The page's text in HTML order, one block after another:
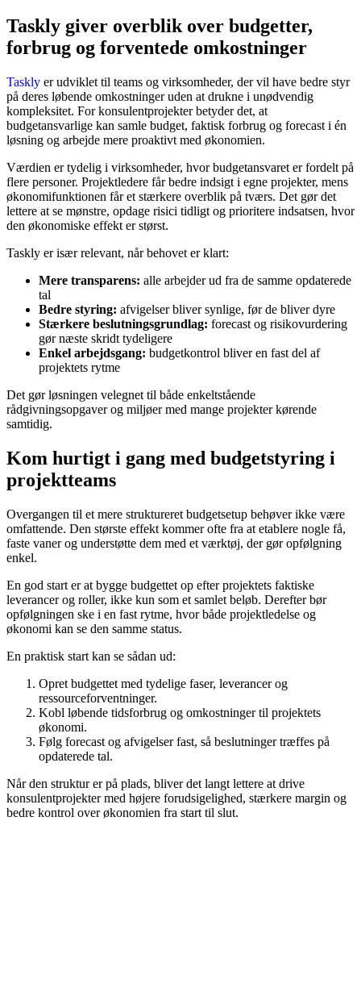
Taskly giver overblik over budgetter,
forbrug og forventede omkostninger
Taskly er udviklet til teams og virksomheder, der vil have bedre styr
på deres løbende omkostninger uden at drukne i unødvendig
kompleksitet. For konsulentprojekter betyder det, at
budgetansvarlige kan samle budget, faktisk forbrug og forecast i én
løsning og arbejde mere proaktivt med økonomien.
Værdien er tydelig i virksomheder, hvor budgetansvaret er fordelt på
flere personer. Projektledere får bedre indsigt i egne projekter, mens
økonomifunktionen får et stærkere overblik på tværs. Det gør det
lettere at se mønstre, opdage risici tidligt og prioritere indsatsen, hvor
den økonomiske effekt er størst.
Taskly er især relevant, når behovet er klart:
Mere transparens: alle arbejder ud fra de samme opdaterede
tal
Bedre styring: afvigelser bliver synlige, før de bliver dyre
Stærkere beslutningsgrundlag: forecast og risikovurdering
gør næste skridt tydeligere
Enkel arbejdsgang: budgetkontrol bliver en fast del af
projektets rytme
Det gør løsningen velegnet til både enkeltstående
rådgivningsopgaver og miljøer med mange projekter kørende
samtidig.
Kom hurtigt i gang med budgetstyring i
projektteams
Overgangen til et mere struktureret budgetsetup behøver ikke være
omfattende. Den største effekt kommer ofte fra at etablere nogle få,
faste vaner og understøtte dem med et værktøj, der gør opfølgning
enkel.
En god start er at bygge budgettet op efter projektets faktiske
leverancer og roller, ikke kun som et samlet beløb. Derefter bør
opfølgningen ske i en fast rytme, hvor både projektledelse og
økonomi kan se den samme status.
En praktisk start kan se sådan ud:
Opret budgettet med tydelige faser, leverancer og
ressourceforventninger.
Kobl løbende tidsforbrug og omkostninger til projektets
økonomi.
Følg forecast og afvigelser fast, så beslutninger træffes på
opdaterede tal.
Når den struktur er på plads, bliver det langt lettere at drive
konsulentprojekter med højere forudsigelighed, stærkere margin og
bedre kontrol over økonomien fra start til slut.